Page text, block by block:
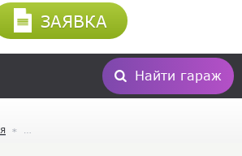
Найти гараж
ЗАЯВКА